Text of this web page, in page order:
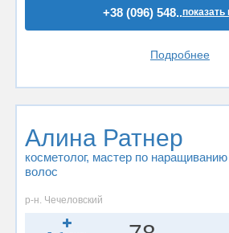
+38 (096) 548..показать
Подробнее
Алина Ратнер
косметолог, мастер по наращиванию
волос
р-н. Чечеловский